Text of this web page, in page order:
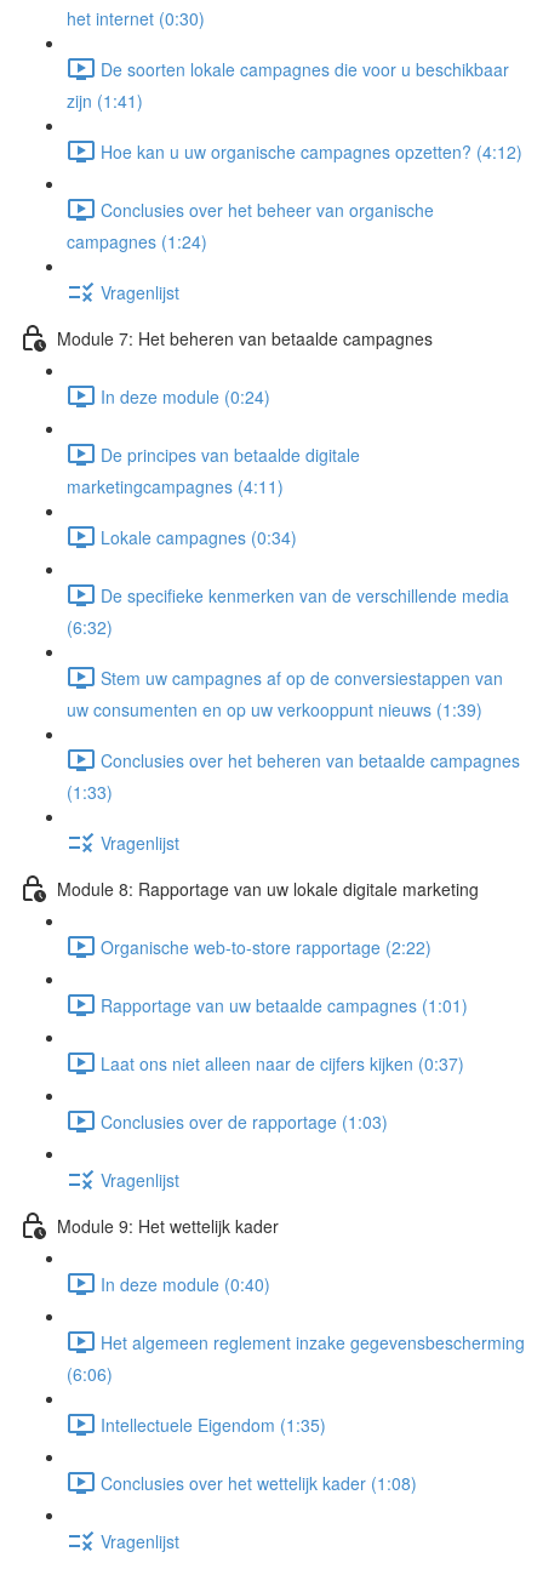
het internet (0:30)
De soorten lokale campagnes die voor u beschikbaar
zijn (1:41)
Hoe kan u uw organische campagnes opzetten? (4:12)
Conclusies over het beheer van organische
campagnes (1:24)
Vragenlijst
Module 7: Het beheren van betaalde campagnes
In deze module (0:24)
De principes van betaalde digitale
marketingcampagnes (4:11)
Lokale campagnes (0:34)
De specifieke kenmerken van de verschillende media
(6:32)
Stem uw campagnes af op de conversiestappen van
uw consumenten en op uw verkooppunt nieuws (1:39)
Conclusies over het beheren van betaalde campagnes
(1:33)
Vragenlijst
Module 8: Rapportage van uw lokale digitale marketing
Organische web-to-store rapportage (2:22)
Rapportage van uw betaalde campagnes (1:01)
Laat ons niet alleen naar de cijfers kijken (0:37)
Conclusies over de rapportage (1:03)
Vragenlijst
Module 9: Het wettelijk kader
In deze module (0:40)
Het algemeen reglement inzake gegevensbescherming
(6:06)
Intellectuele Eigendom (1:35)
Conclusies over het wettelijk kader (1:08)
Vragenlijst